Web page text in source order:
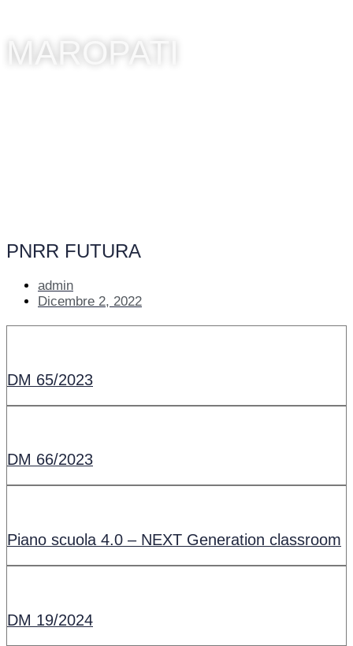
MAROPATI
PNRR FUTURA
admin
Dicembre 2, 2022
DM 65/2023
DM 66/2023
Piano scuola 4.0 – NEXT Generation classroom
DM 19/2024